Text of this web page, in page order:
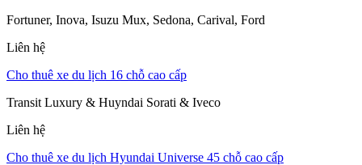
Fortuner, Inova, Isuzu Mux, Sedona, Carival, Ford
Liên hệ
Cho thuê xe du lịch 16 chỗ cao cấp
Transit Luxury & Huyndai Sorati & Iveco
Liên hệ
Cho thuê xe du lịch Hyundai Universe 45 chỗ cao cấp